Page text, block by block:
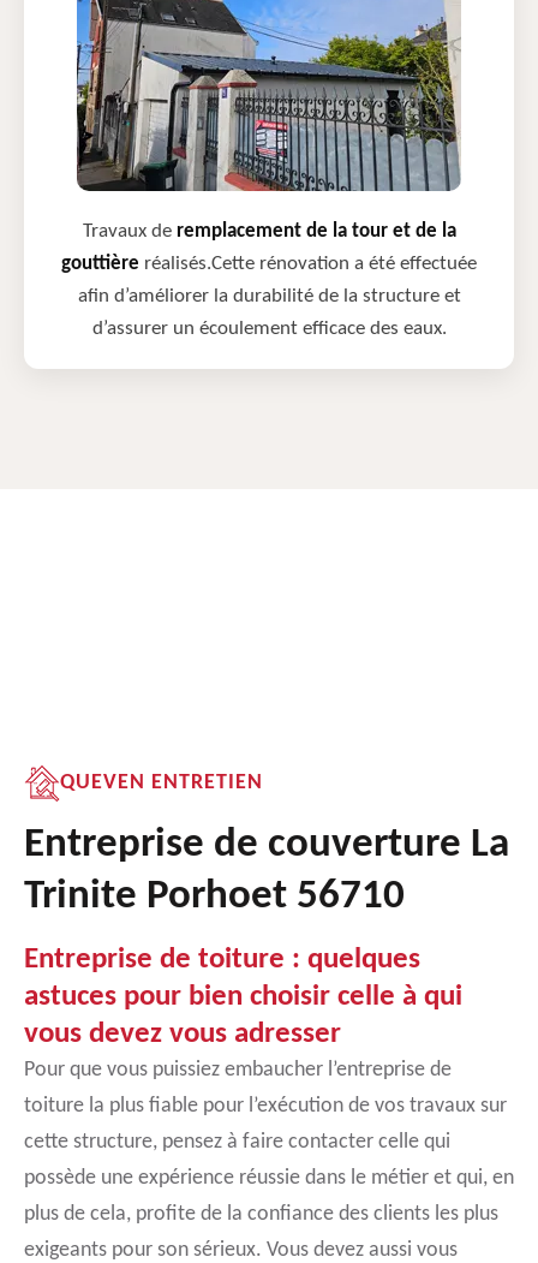
Travaux de remplacement de la tour et de la
gouttière réalisés.Cette rénovation a été effectuée
afin d’améliorer la durabilité de la structure et
d’assurer un écoulement efficace des eaux.
QUEVEN ENTRETIEN
Entreprise de couverture La
Trinite Porhoet 56710
Entreprise de toiture : quelques
astuces pour bien choisir celle à qui
vous devez vous adresser
Pour que vous puissiez embaucher l’entreprise de
toiture la plus fiable pour l’exécution de vos travaux sur
cette structure, pensez à faire contacter celle qui
possède une expérience réussie dans le métier et qui, en
plus de cela, profite de la confiance des clients les plus
exigeants pour son sérieux. Vous devez aussi vous